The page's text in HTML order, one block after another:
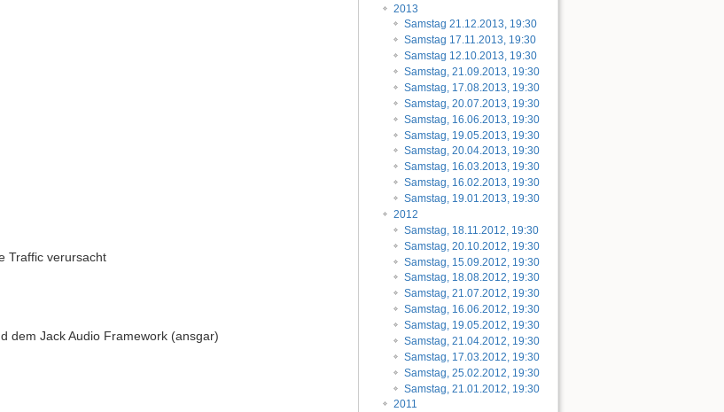
2013
Samstag 21.12.2013, 19:30
Samstag 17.11.2013, 19:30
Samstag 12.10.2013, 19:30
Samstag, 21.09.2013, 19:30
Samstag, 17.08.2013, 19:30
Samstag, 20.07.2013, 19:30
Samstag, 16.06.2013, 19:30
Samstag, 19.05.2013, 19:30
Samstag, 20.04.2013, 19:30
Samstag, 16.03.2013, 19:30
Samstag, 16.02.2013, 19:30
Samstag, 19.01.2013, 19:30
2012
Samstag, 18.11.2012, 19:30
Samstag, 20.10.2012, 19:30
Samstag, 15.09.2012, 19:30
Samstag, 18.08.2012, 19:30
Samstag, 21.07.2012, 19:30
Samstag, 16.06.2012, 19:30
Samstag, 19.05.2012, 19:30
Samstag, 21.04.2012, 19:30
Samstag, 17.03.2012, 19:30
Samstag, 25.02.2012, 19:30
Samstag, 21.01.2012, 19:30
2011
Traffic verursacht
dem Jack Audio Framework (ansgar)